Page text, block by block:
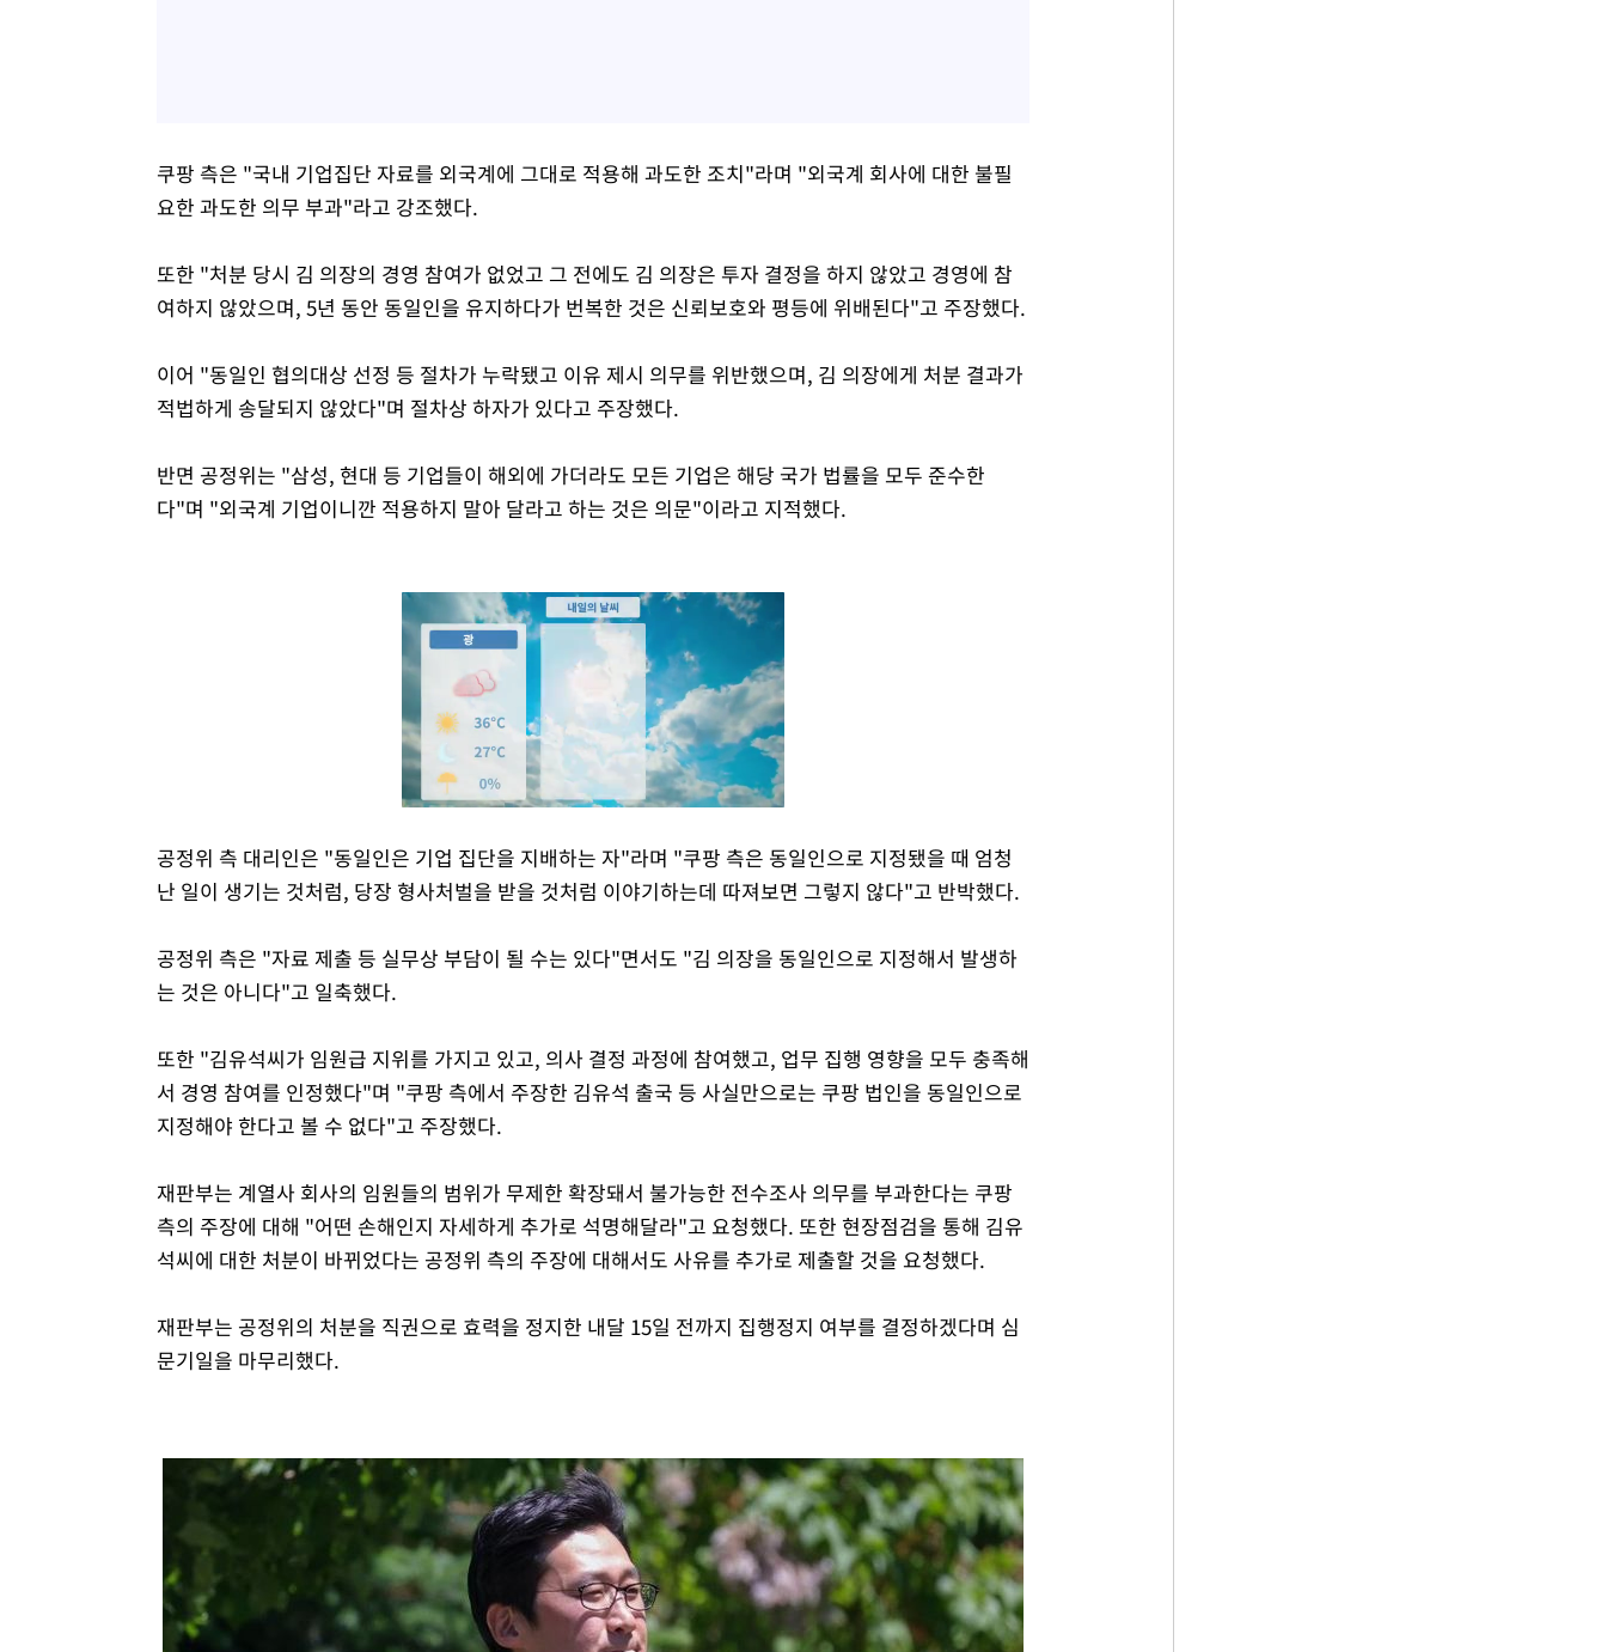
쿠팡 측은 "국내 기업집단 자료를 외국계에 그대로 적용해 과도한 조치"라며 "외국계 회사에 대한 불필
요한 과도한 의무 부과"라고 강조했다.
또한 "처분 당시 김 의장의 경영 참여가 없었고 그 전에도 김 의장은 투자 결정을 하지 않았고 경영에 참
여하지 않았으며, 5년 동안 동일인을 유지하다가 번복한 것은 신뢰보호와 평등에 위배된다"고 주장했다.
이어 "동일인 협의대상 선정 등 절차가 누락됐고 이유 제시 의무를 위반했으며, 김 의장에게 처분 결과가
적법하게 송달되지 않았다"며 절차상 하자가 있다고 주장했다.
반면 공정위는 "삼성, 현대 등 기업들이 해외에 가더라도 모든 기업은 해당 국가 법률을 모두 준수한
다"며 "외국계 기업이니깐 적용하지 말아 달라고 하는 것은 의문"이라고 지적했다.
Mute
공정위 측 대리인은 "동일인은 기업 집단을 지배하는 자"라며 "쿠팡 측은 동일인으로 지정됐을 때 엄청
난 일이 생기는 것처럼, 당장 형사처벌을 받을 것처럼 이야기하는데 따져보면 그렇지 않다"고 반박했다.
공정위 측은 "자료 제출 등 실무상 부담이 될 수는 있다"면서도 "김 의장을 동일인으로 지정해서 발생하
는 것은 아니다"고 일축했다.
또한 "김유석씨가 임원급 지위를 가지고 있고, 의사 결정 과정에 참여했고, 업무 집행 영향을 모두 충족해
서 경영 참여를 인정했다"며 "쿠팡 측에서 주장한 김유석 출국 등 사실만으로는 쿠팡 법인을 동일인으로
지정해야 한다고 볼 수 없다"고 주장했다.
재판부는 계열사 회사의 임원들의 범위가 무제한 확장돼서 불가능한 전수조사 의무를 부과한다는 쿠팡
측의 주장에 대해 "어떤 손해인지 자세하게 추가로 석명해달라"고 요청했다. 또한 현장점검을 통해 김유
석씨에 대한 처분이 바뀌었다는 공정위 측의 주장에 대해서도 사유를 추가로 제출할 것을 요청했다.
재판부는 공정위의 처분을 직권으로 효력을 정지한 내달 15일 전까지 집행정지 여부를 결정하겠다며 심
문기일을 마무리했다.